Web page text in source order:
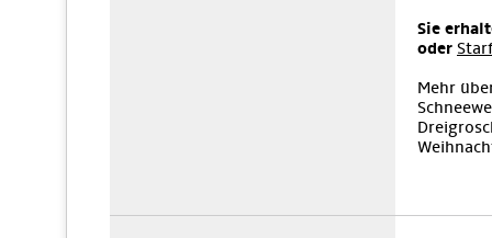
Sie
oder
Mehr